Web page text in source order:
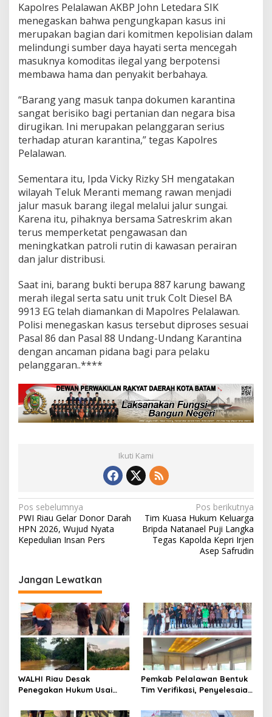
D
d
u
g
a
a
s
u
k
d
L
u
a
r
N
e
g
i
Kapolres Pelalawan AKBP John Letedara SIK
menegaskan bahwa pengungkapan kasus ini
merupakan bagian dari komitmen kepolisian dalam
melindungi sumber daya hayati serta mencegah
masuknya komoditas ilegal yang berpotensi
membawa hama dan penyakit berbahaya.
“Barang yang masuk tanpa dokumen karantina
sangat berisiko bagi pertanian dan negara bisa
dirugikan. Ini merupakan pelanggaran serius
terhadap aturan karantina,” tegas Kapolres
Pelalawan.
Sementara itu, Ipda Vicky Rizky SH mengatakan
wilayah Teluk Meranti memang rawan menjadi
jalur masuk barang ilegal melalui jalur sungai.
Karena itu, pihaknya bersama Satreskrim akan
terus memperketat pengawasan dan
meningkatkan patroli rutin di kawasan perairan
dan jalur distribusi.
Saat ini, barang bukti berupa 887 karung bawang
merah ilegal serta satu unit truk Colt Diesel BA
9913 EG telah diamankan di Mapolres Pelalawan.
Polisi menegaskan kasus tersebut diproses sesuai
Pasal 86 dan Pasal 88 Undang-Undang Karantina
dengan ancaman pidana bagi para pelaku
pelanggaran..****
Ikuti Kami
N
a
v
g
a
s
i
p
o
s
Pos sebelumnya
PWI Riau Gelar Donor Darah
HPN 2026, Wujud Nyata
Kepedulian Insan Pers
Pos berikutnya
Tim Kuasa Hukum Keluarga
Bripda Natanael Puji Langka
Tegas Kapolda Kepri Irjen
Asep Safrudin
Jangan Lewatkan
WALHI Riau Desak
Penegakan Hukum Usai
Sungai Reteh oleh Aktivitas
Pemkab Pelalawan Bentuk
Tim Verifikasi, Penyelesaian
Abadi dan Warga Mak